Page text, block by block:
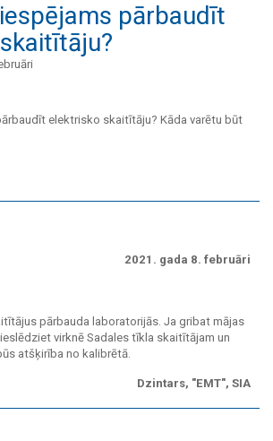
pārbaudīt
elektrisko skaitītāju? Kāda varētu būt
2021. gada 8. februāri
pārbauda laboratorijās. Ja gribat mājas
virknē Sadales tīkla skaitītājam un
atšķirība no kalibrētā.
Dzintars, "EMT", SIA